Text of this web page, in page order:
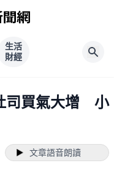
生活
財經
司買氣大增 小
文章語音朗讀